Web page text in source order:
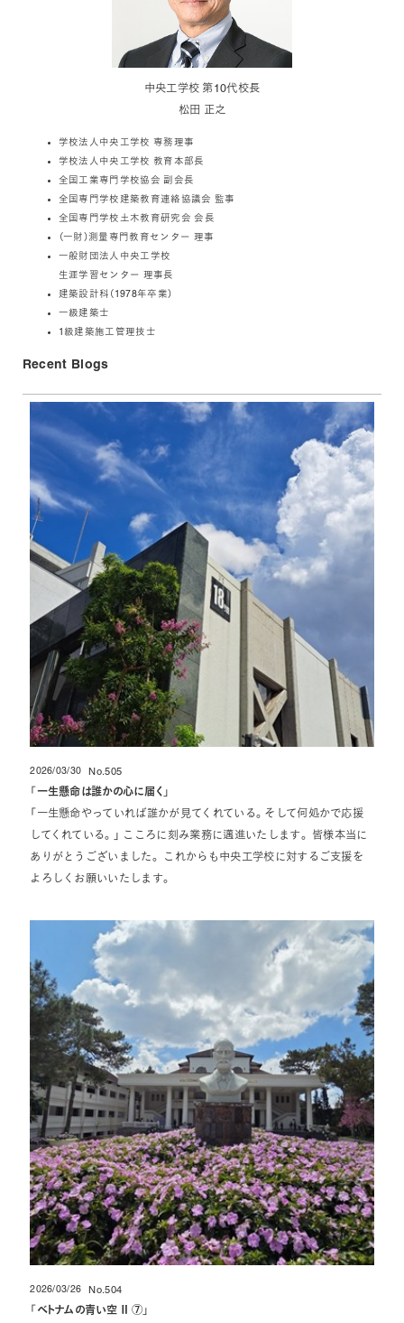
中央工学校 第10代校長
松田 正之
学校法人中央工学校 専務理事
学校法人中央工学校 教育本部長
全国工業専門学校協会 副会長
全国専門学校建築教育連絡協議会 監事
全国専門学校土木教育研究会 会長
（一財）測量専門教育センター 理事
一般財団法人中央工学校
生涯学習センター 理事長
建築設計科（1978年卒業）
一級建築士
1級建築施工管理技士
Recent Blogs
「 一生懸命は誰かの心に届く 」
「一生懸命やっていれば誰かが見てくれている。そして何処かで応援
してくれている。」 こころに刻み業務に邁進いたします。 皆様本当に
ありがとうございました。 これからも中央工学校に対するご支援を
よろしくお願いいたします。
2026/03/30 No.505
「 ベトナムの青い空 Ⅱ ⑦ 」
2026/03/26 No.504